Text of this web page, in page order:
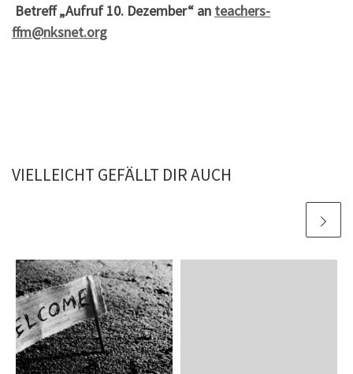
Betreff „Aufruf 10. Dezember“ an teachers-
ffm@nksnet.org
VIELLEICHT GEFÄLLT DIR AUCH